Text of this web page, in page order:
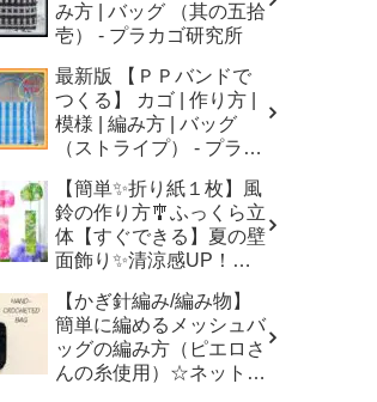
み方 | バッグ （其の五拾
壱） - プラカゴ研究所
最新版 【ＰＰバンドで
つくる】 カゴ | 作り方 |
模様 | 編み方 | バッグ
（ストライプ） - プラカ
【簡単✨折り紙１枚】風
鈴の作り方🎐ふっくら立
体【すぐできる】夏の壁
面飾り✨清涼感UP！無
Origami Wind Chimes -
はなみこと
【かぎ針編み/編み物】
簡単に編めるメッシュバ
ッグの編み方（ピエロさ
んの糸使用）☆ネットバ